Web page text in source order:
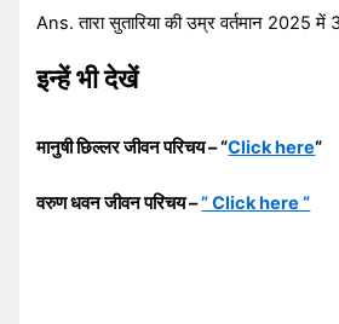
Ans. तारा सुतारिया की उम्र वर्तमान 2025 में
इन्हें भी देखें
मानुषी छिल्लर जीवन परिचय – “Click here“
वरुण धवन जीवन परिचय –” Click here “